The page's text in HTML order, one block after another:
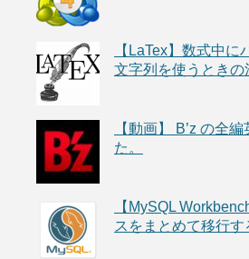
【LaTex】数式中
文字列を使うときの
【動画】 B’z の全
た。
【MySQL
スをまとめて移行す